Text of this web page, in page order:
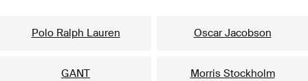
Polo Ralph Lauren Oscar Jacobson
GANT Morris Stockholm